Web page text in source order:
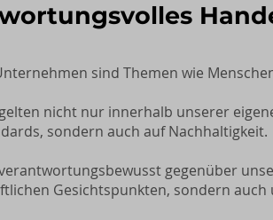
sind Themen wie
nicht nur innerhalb unserer
sondern auch auf Nachhaltigkeit.
gegenüber
Gesichtspunkten, sondern